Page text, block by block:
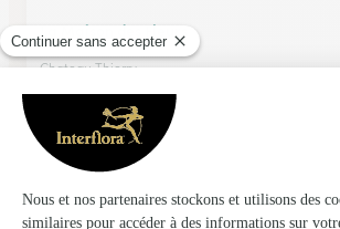
La Maison des Fleurs
Chateau Thierry
★★★★★4.3 (42)
61, rue Carnot
Voir la boutique